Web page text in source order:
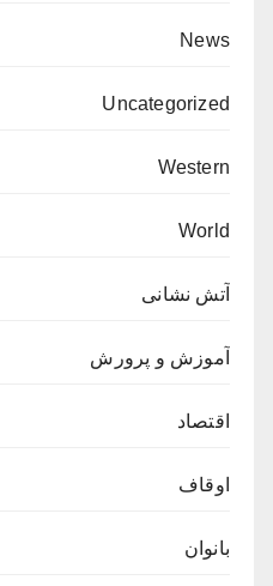
News
Uncategorized
Western
World
آتش نشانی
آموزش و پرورش
اقتصاد
اوقاف
بانوان